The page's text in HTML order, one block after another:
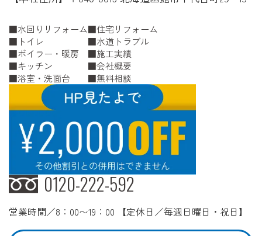
水回りリフォーム
トイレ
ボイラー・暖房
キッチン
浴室・洗面台
住宅リフォーム
水道トラブル
施工実績
会社概要
無料相談
0120-222-592
営業時間／8：00〜19：00 【定休日／毎週日曜日・祝日】